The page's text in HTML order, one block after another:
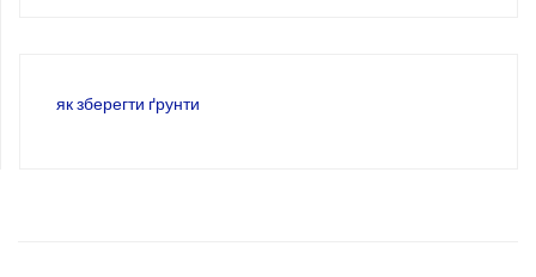
як зберегти ґрунти